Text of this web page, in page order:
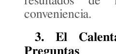
conveniencia.
3. El
Preguntas